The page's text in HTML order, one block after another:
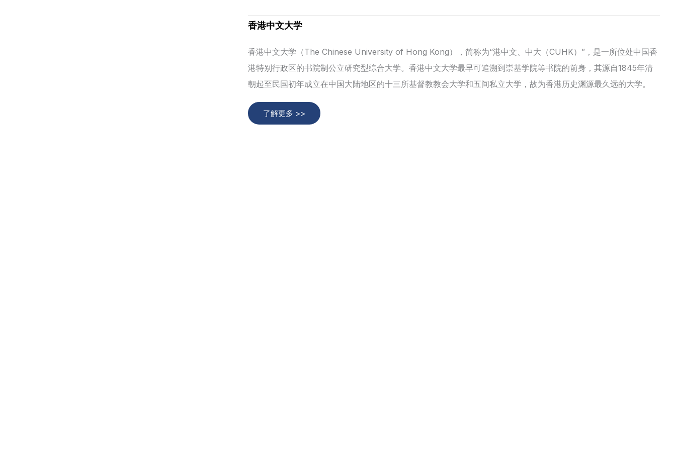
香港中文大学
香港中文大学（The Chinese University of Hong Kong），简称为“港中文、中大（CUHK）”，是一所位处中国香
港特别行政区的书院制公立研究型综合大学。香港中文大学最早可追溯到崇基学院等书院的前身，其源自1845年清
朝起至民国初年成立在中国大陆地区的十三所基督教教会大学和五间私立大学，故为香港历史渊源最久远的大学。
了解更多 >>